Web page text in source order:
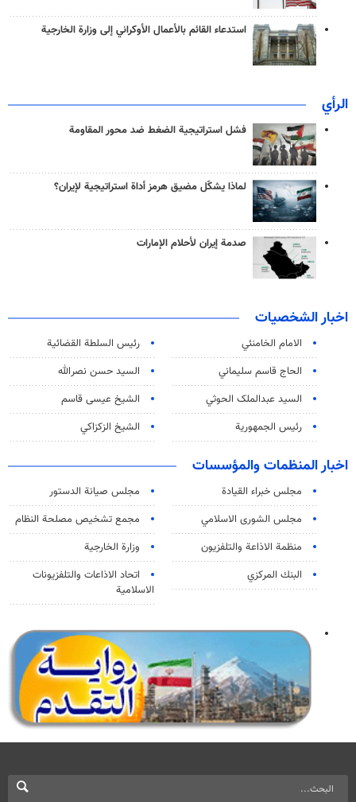
استدعاء القائم بالأعمال الأوكراني إلى وزارة الخارجية
الرأي
فشل استراتيجية الضغط ضد محور المقاومة
لماذا يشكّل مضيق هرمز أداة استراتيجية لإيران؟
صدمة إيران لأحلام الإمارات
اخبار الشخصيات
الامام الخامنئي
رئیس السلطة القضائیة
الحاج قاسم سليماني
السيد حسن نصرالله
السید عبدالملک الحوثي
الشيخ عيسى قاسم
رئيس الجمهورية
الشيخ الزكزاكي
اخبار المنظمات والمؤسسات
مجلس خبراء القيادة
مجلس صيانة الدستور
مجلس الشورى الاسلامي
مجمع تشخيص مصلحة النظام
منظمة الاذاعة والتلفزیون
وزارة الخارجية
البنك المركزي
اتحاد الاذاعات والتلفزيونات
الاسلامية